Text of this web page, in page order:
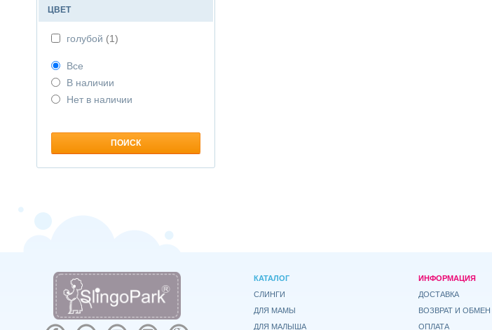
ЦВЕТ
голубой (1)
Все
В наличии
Нет в наличии
КАТАЛОГ
СЛИНГИ
ДЛЯ МАМЫ
ДЛЯ МАЛЫША
ИНФОРМАЦИЯ
ДОСТАВКА
ВОЗВРАТ И ОБМЕН
ОПЛАТА